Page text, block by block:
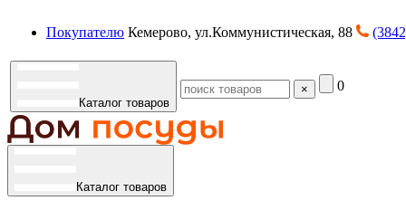
Покупателю Кемерово, ул.Коммунистическая, 88
Каталог товаров
× 0
Каталог товаров